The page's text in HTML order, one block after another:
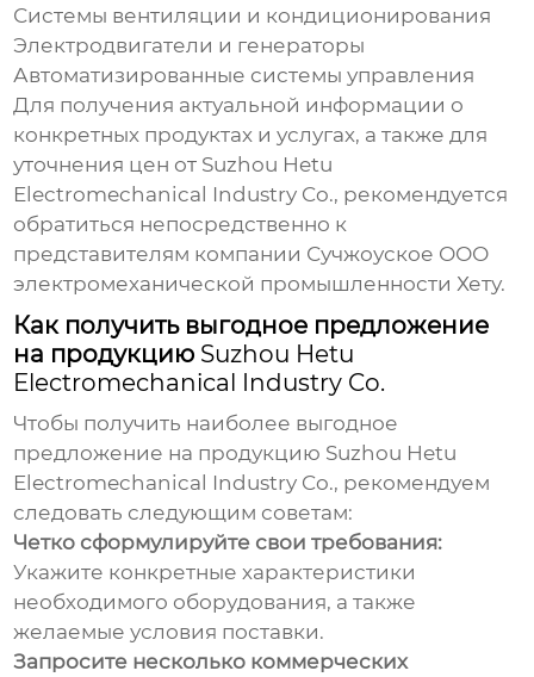
Системы вентиляции и кондиционирования
Электродвигатели и генераторы
Автоматизированные системы управления
Для получения актуальной информации о
конкретных продуктах и услугах, а также для
уточнения цен от Suzhou Hetu
Electromechanical Industry Co., рекомендуется
обратиться непосредственно к
представителям компании Сучжоуское ООО
электромеханической промышленности Хету.
Как получить выгодное предложение
на продукцию Suzhou Hetu
Electromechanical Industry Co.
Чтобы получить наиболее выгодное
предложение на продукцию Suzhou Hetu
Electromechanical Industry Co., рекомендуем
следовать следующим советам:
Четко сформулируйте свои требования:
Укажите конкретные характеристики
необходимого оборудования, а также
желаемые условия поставки.
Запросите несколько коммерческих